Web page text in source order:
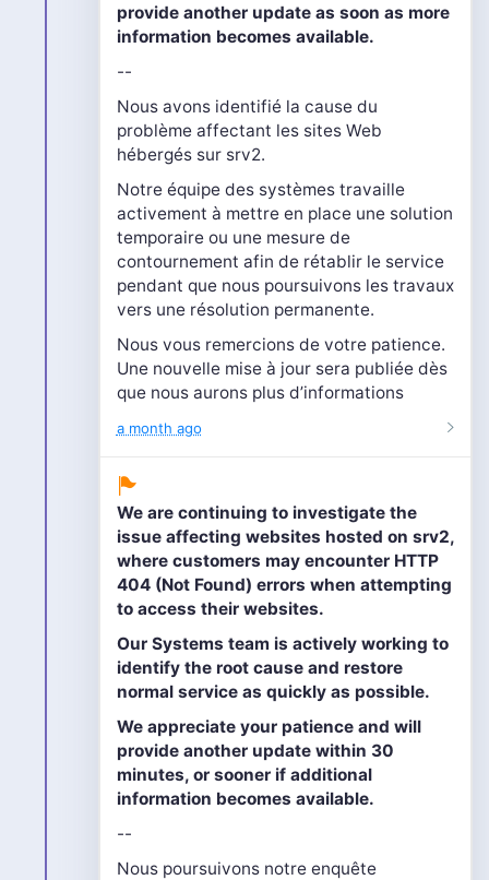
provide another update as soon as more
information becomes available.
--
Nous avons identifié la cause du
problème affectant les sites Web
hébergés sur srv2.
Notre équipe des systèmes travaille
activement à mettre en place une solution
temporaire ou une mesure de
contournement afin de rétablir le service
pendant que nous poursuivons les travaux
vers une résolution permanente.
Nous vous remercions de votre patience.
Une nouvelle mise à jour sera publiée dès
que nous aurons plus d’informations
a month ago
We are continuing to investigate the
issue affecting websites hosted on srv2,
where customers may encounter HTTP
404 (Not Found) errors when attempting
to access their websites.
Our Systems team is actively working to
identify the root cause and restore
normal service as quickly as possible.
We appreciate your patience and will
provide another update within 30
minutes, or sooner if additional
information becomes available.
--
Nous poursuivons notre enquête